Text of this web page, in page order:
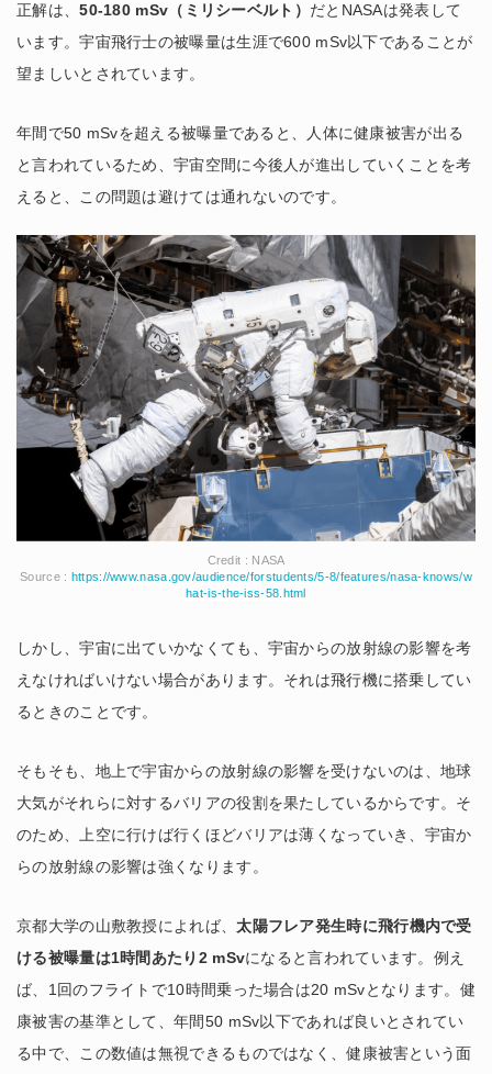
正解は、50-180 mSv（ミリシーベルト） だとNASAは発表して
います。宇宙飛行士の被曝量は生涯で600 mSv以下であることが
望ましいとされています。
年間で50 mSvを超える被曝量であると、人体に健康被害が出る
と言われているため、宇宙空間に今後人が進出していくことを考
えると、この問題は避けては通れないのです。
Credit : NASA
Source : https://www.nasa.gov/audience/forstudents/5-8/features/nasa-knows/w
hat-is-the-iss-58.html
しかし、宇宙に出ていかなくても、宇宙からの放射線の影響を考
えなければいけない場合があります。それは飛行機に搭乗してい
るときのことです。
そもそも、地上で宇宙からの放射線の影響を受けないのは、地球
大気がそれらに対するバリアの役割を果たしているからです。そ
のため、上空に行けば行くほどバリアは薄くなっていき、宇宙か
らの放射線の影響は強くなります。
京都大学の山敷教授によれば、太陽フレア発生時に飛行機内で受
ける被曝量は1時間あたり2 mSvになると言われています。例え
ば、1回のフライトで10時間乗った場合は20 mSvとなります。健
康被害の基準として、年間50 mSv以下であれば良いとされてい
る中で、この数値は無視できるものではなく、健康被害という面